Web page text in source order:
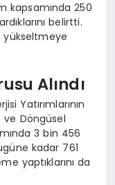
kapsamında 250
belirtti.
yükseltmeye
Alındı
Yatırımlarının
ve Döngüsel
3 bin 456
kadar 761
yaptıklarını da